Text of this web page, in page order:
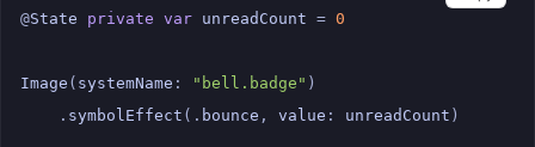
@State private var unreadCount = 0
Image ( systemName : "bell.badge" )
. symbolEffect (. bounce , value : unreadCount )